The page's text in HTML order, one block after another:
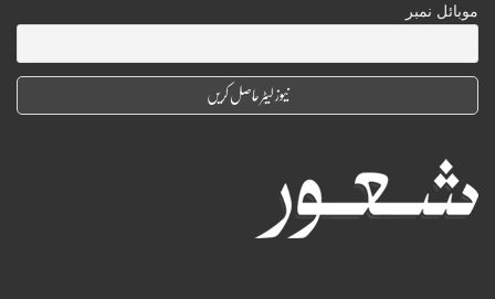
موبائل نمبر